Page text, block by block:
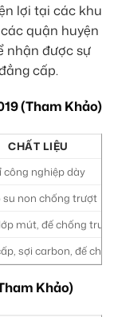
lợi tại các khu
quận huyện
nhận được sự
cấp.
(Tham Khảo)
CHẤT LIỆU
công nghiệp dày
su non chống trượt
mút, đế chống trượt
sợi carbon, đế
Khảo)